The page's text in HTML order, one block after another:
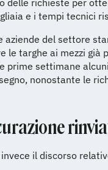
delle richieste per
e i tempi tecnici
aziende del settore
le targhe ai mezzi già
prime settimane
nonostante le
il discorso